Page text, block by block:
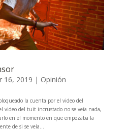
16, 2019 | Opinión
la cuenta por el video del
video del tuit incrustado no se veía nada,
en el momento en que empezaba la
de si se veía...